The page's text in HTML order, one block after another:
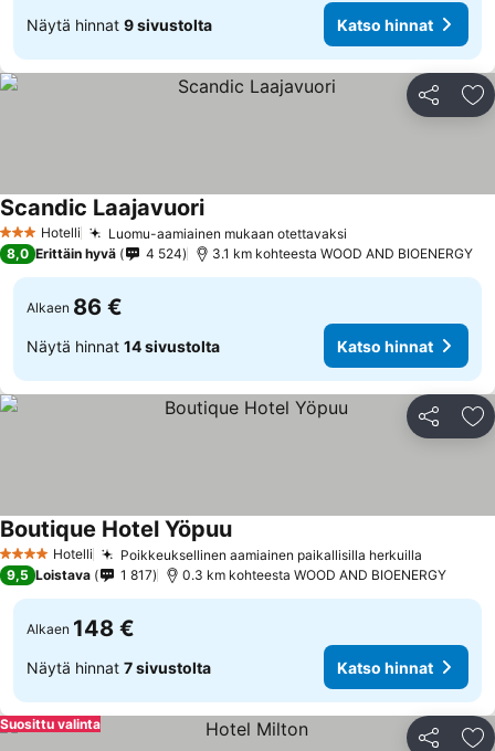
Näytä hinnat 9 sivustolta Katso hinnat
Jaa
3 Tähtiluokitus
Hotelli Luomu-aamiainen mukaan otettavaksi
Scandic Laajavuori
8,0 Erittäin hyvä 4 524 3.1 km kohteesta WOOD AND BIOENERGY
Alkaen 86 €
Näytä hinnat 14 sivustolta Katso hinnat
Jaa
4 Tähtiluokitus
Hotelli Poikkeuksellinen aamiainen paikallisilla herkuilla
Boutique Hotel Yöpuu
9,5 Loistava 1 817 0.3 km kohteesta WOOD AND BIOENERGY
Alkaen 148 €
Näytä hinnat 7 sivustolta Katso hinnat
Suosittu valinta